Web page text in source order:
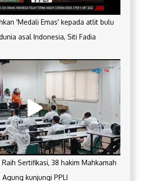
'Medali Emas' kepada atlit bulu
asal Indonesia, Siti Fadia
Sertifikasi, 38 hakim Mahkamah
Agung kunjungi PPLI